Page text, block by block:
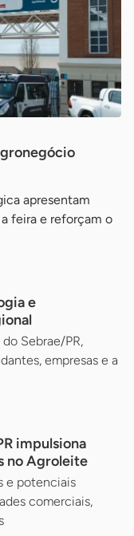
apresentam
feira e reforçam o
e
Sebrae/PR,
empresas e a
impulsiona
no Agroleite
e potenciais
comerciais,